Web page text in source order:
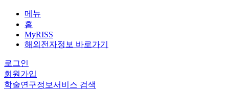
메뉴
홈
MyRISS
해외전자정보 바로가기
로그인
회원가입
학술연구정보서비스 검색